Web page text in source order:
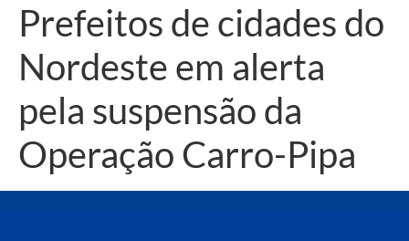
Prefeitos de cidades do
Nordeste em alerta
pela suspensão da
Operação Carro-Pipa